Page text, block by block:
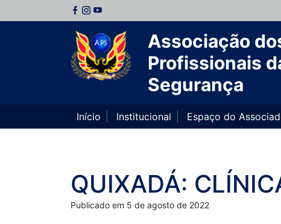
Associação
Profissionais
Segurança
Início Institucional Espaço do
QUIXADÁ:
Publicado em 5 de agosto de 2022